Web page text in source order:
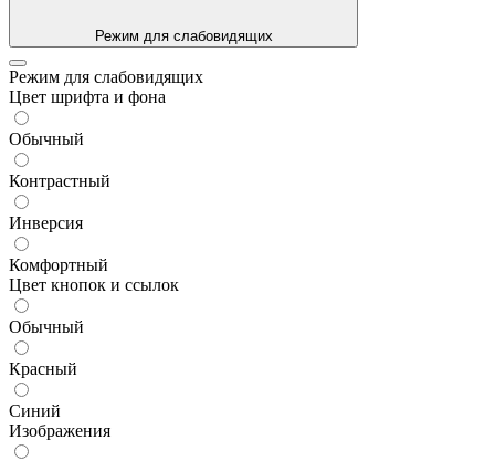
Режим для слабовидящих
Режим для слабовидящих
Цвет шрифта и фона
Обычный
Контрастный
Инверсия
Комфортный
Цвет кнопок и ссылок
Обычный
Красный
Синий
Изображения